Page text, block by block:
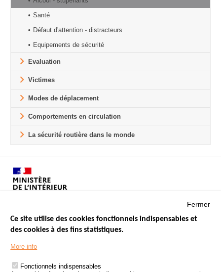
Santé
Défaut d'attention - distracteurs
Equipements de sécurité
Evaluation
Victimes
Modes de déplacement
Comportements en circulation
La sécurité routière dans le monde
Menu
Footer
LES SITES PUBLICS
ÉTAT DE L’INSÉCURITÉ ROUTIÈRE
Fermer
Ce site utilise des cookies fonctionnels indispensables et
des cookies à des fins statistiques.
More info
Fonctionnels indispensables